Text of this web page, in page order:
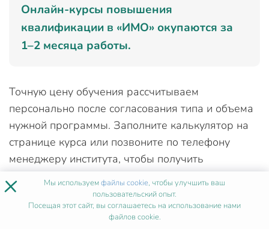
Онлайн-курсы повышения
квалификации в «ИМО» окупаются за
1–2 месяца работы.
Точную цену обучения рассчитываем
персонально после согласования типа и объема
нужной программы. Заполните калькулятор на
странице курса или позвоните по телефону
менеджеру института, чтобы получить
Оплатить обучение можно:
банковским переводом;
× Мы используемфайлы cookie, чтобы улучшить ваш
пользовательский опыт.
Посещая этот сайт, вы соглашаетесь на использование нами
файлов cookie.